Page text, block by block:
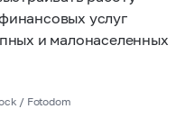
услуг
и малонаселенных
/ Fotodom